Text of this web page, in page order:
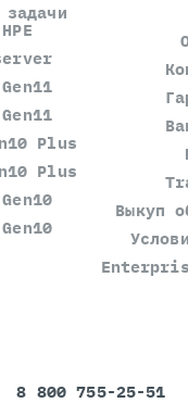
Plus
Plus
Выкуп
8 800 755-25-51